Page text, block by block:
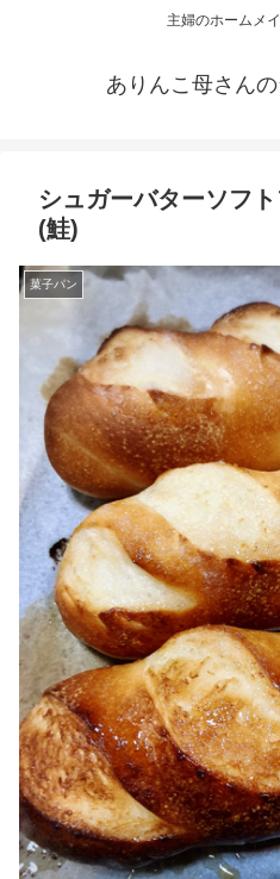
主婦のホームメ
ありんこ母さん
シュガーバターソフ
(鮭)
菓子パン